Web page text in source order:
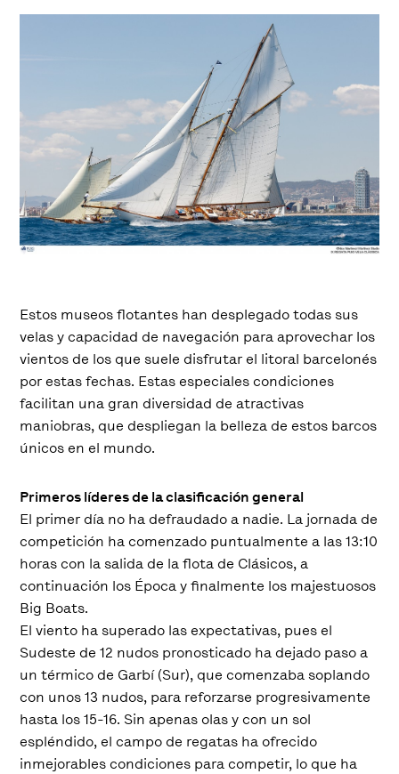
Estos museos flotantes han desplegado todas sus
velas y capacidad de navegación para aprovechar los
vientos de los que suele disfrutar el litoral barcelonés
por estas fechas. Estas especiales condiciones
facilitan una gran diversidad de atractivas
maniobras, que despliegan la belleza de estos barcos
únicos en el mundo.
Primeros líderes de la clasificación general
El primer día no ha defraudado a nadie. La jornada de
competición ha comenzado puntualmente a las 13:10
horas con la salida de la flota de Clásicos, a
continuación los Época y finalmente los majestuosos
Big Boats.
El viento ha superado las expectativas, pues el
Sudeste de 12 nudos pronosticado ha dejado paso a
un térmico de Garbí (Sur), que comenzaba soplando
con unos 13 nudos, para reforzarse progresivamente
hasta los 15-16. Sin apenas olas y con un sol
espléndido, el campo de regatas ha ofrecido
inmejorables condiciones para competir, lo que ha